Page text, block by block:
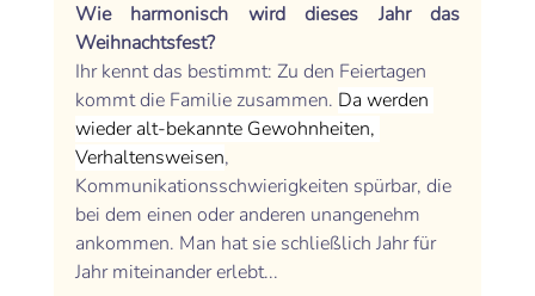
Wie harmonisch wird dieses Jahr das
Weihnachtsfest?
Ihr kennt das bestimmt: Zu den Feiertagen
kommt die Familie zusammen. Da werden
wieder alt-bekannte Gewohnheiten,
Verhaltensweisen,
Kommunikationsschwierigkeiten spürbar, die
bei dem einen oder anderen unangenehm
ankommen. Man hat sie schließlich Jahr für
Jahr miteinander erlebt...